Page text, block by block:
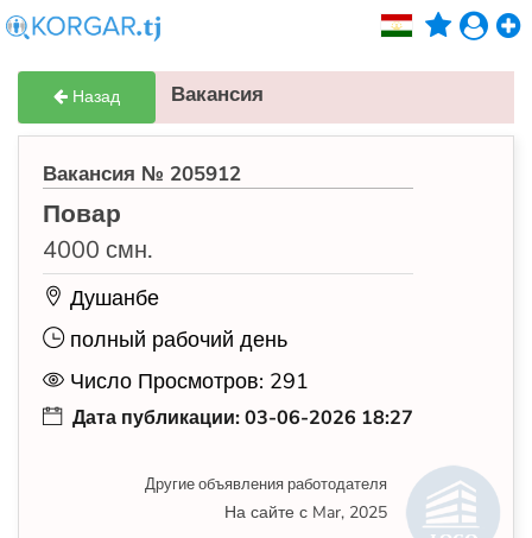
Назад Вакансия
Вакансия № 205912
Повар
4000 смн.
Душанбе
полный рабочий день
Число Просмотров: 291
Дата публикации: 03-06-2026 18:27
Другие объявления работодателя
На сайте с Mar, 2025